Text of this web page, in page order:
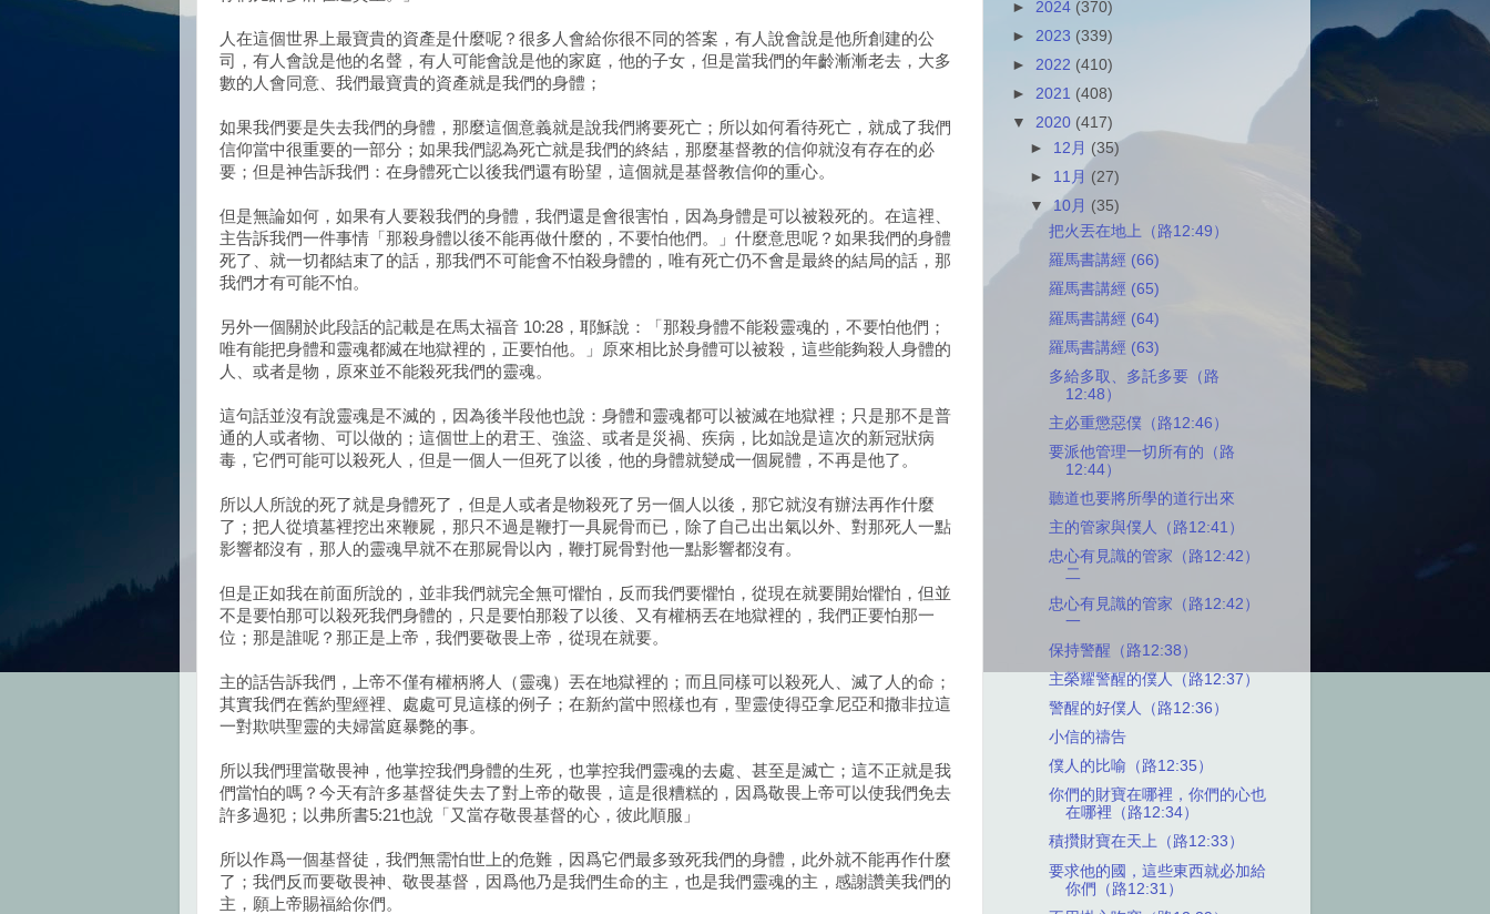
人在這個世界上最寶貴的資產是什麼呢？很多人會給你很不同的答案，有人說會說是他所創建的公
司，有人會說是他的名聲，有人可能會說是他的家庭，他的子女，但是當我們的年齡漸漸老去，大多
數的人會同意、我們最寶貴的資產就是我們的身體；
如果我們要是失去我們的身體，那麼這個意義就是說我們將要死亡；所以如何看待死亡，就成了我們
信仰當中很重要的一部分；如果我們認為死亡就是我們的終結，那麼基督教的信仰就沒有存在的必
要；但是神告訴我們：在身體死亡以後我們還有盼望，這個就是基督教信仰的重心。
但是無論如何，如果有人要殺我們的身體，我們還是會很害怕，因為身體是可以被殺死的。在這裡、
主告訴我們一件事情「那殺身體以後不能再做什麼的，不要怕他們。」什麼意思呢？如果我們的身體
死了、就一切都結束了的話，那我們不可能會不怕殺身體的，唯有死亡仍不會是最終的結局的話，那
我們才有可能不怕。
另外一個關於此段話的記載是在馬太福音 10:28，耶穌說：「那殺身體不能殺靈魂的，不要怕他們；
唯有能把身體和靈魂都滅在地獄裡的，正要怕他。」原來相比於身體可以被殺，這些能夠殺人身體的
人、或者是物，原來並不能殺死我們的靈魂。
這句話並沒有說靈魂是不滅的，因為後半段他也說：身體和靈魂都可以被滅在地獄裡；只是那不是普
通的人或者物、可以做的；這個世上的君王、強盜、或者是災禍、疾病，比如說是這次的新冠狀病
毒，它們可能可以殺死人，但是一個人一但死了以後，他的身體就變成一個屍體，不再是他了。
所以人所說的死了就是身體死了，但是人或者是物殺死了另一個人以後，那它就沒有辦法再作什麼
了；把人從墳墓裡挖出來鞭屍，那只不過是鞭打一具屍骨而已，除了自己出出氣以外、對那死人一點
影響都沒有，那人的靈魂早就不在那屍骨以內，鞭打屍骨對他一點影響都沒有。
但是正如我在前面所說的，並非我們就完全無可懼怕，反而我們要懼怕，從現在就要開始懼怕，但並
不是要怕那可以殺死我們身體的，只是要怕那殺了以後、又有權柄丟在地獄裡的，我們正要怕那一
位；那是誰呢？那正是上帝，我們要敬畏上帝，從現在就要。
主的話告訴我們，上帝不僅有權柄將人（靈魂）丟在地獄裡的；而且同樣可以殺死人、滅了人的命；
其實我們在舊約聖經裡、處處可見這樣的例子；在新約當中照樣也有，聖靈使得亞拿尼亞和撒非拉這
一對欺哄聖靈的夫婦當庭暴斃的事。
所以我們理當敬畏神，他掌控我們身體的生死，也掌控我們靈魂的去處、甚至是滅亡；這不正就是我
們當怕的嗎？今天有許多基督徒失去了對上帝的敬畏，這是很糟糕的，因爲敬畏上帝可以使我們免去
許多過犯；以弗所書5:21也說「又當存敬畏基督的心，彼此順服」
所以作爲一個基督徒，我們無需怕世上的危難，因爲它們最多致死我們的身體，此外就不能再作什麼
了；我們反而要敬畏神、敬畏基督，因爲他乃是我們生命的主，也是我們靈魂的主，感謝讚美我們的
主，願上帝賜福給你們。
► 2024 (370)
► 2023 (339)
► 2022 (410)
► 2021 (408)
▼ 2020 (417)
► 12月 (35)
► 11月 (27)
▼10月 (35)
把火丟在地上（路12:49）
羅馬書講經 (66)
羅馬書講經 (65)
羅馬書講經 (64)
羅馬書講經 (63)
多給多取、多託多要（路
12:48）
主必重懲惡僕（路12:46）
要派他管理一切所有的（路
12:44）
聽道也要將所學的道行出來
主的管家與僕人（路12:41）
忠心有見識的管家（路12:42）
二
忠心有見識的管家（路12:42）
一
保持警醒（路12:38）
主榮耀警醒的僕人（路12:37）
警醒的好僕人（路12:36）
小信的禱告
僕人的比喻（路12:35）
你們的財寶在哪裡，你們的心也
在哪裡（路12:34）
積攢財寶在天上（路12:33）
要求他的國，這些東西就必加給
你們（路12:31）